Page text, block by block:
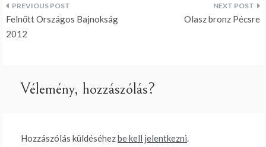
Bejegyzés
navigáció
Felnőtt Országos Bajnokság
2012
Olasz bronz Pécsre
Vélemény, hozzászólás?
Hozzászólás küldéséhezbe kell jelentkezni.